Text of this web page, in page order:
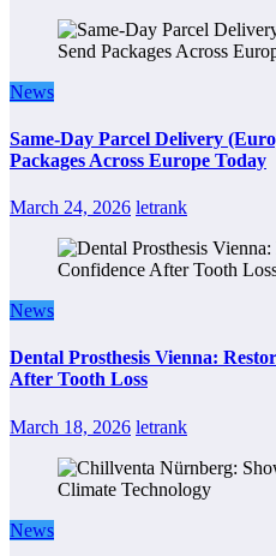
News
Same-Day Parcel Delivery
Packages Across Europe Today
March 24, 2026 letrank
News
Dental Prosthesis Vienna:
After Tooth Loss
March 18, 2026 letrank
News